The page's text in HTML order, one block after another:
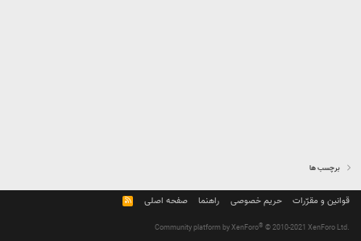
برچسب ها
قوانین و مقرّرات حریم خصوصی راهنما صفحه اصلی
R
S
Community platform by XenForo® © 2010-2021 XenForo Ltd.